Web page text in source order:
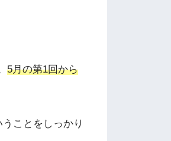
5月の第1回から
ことをしっかり